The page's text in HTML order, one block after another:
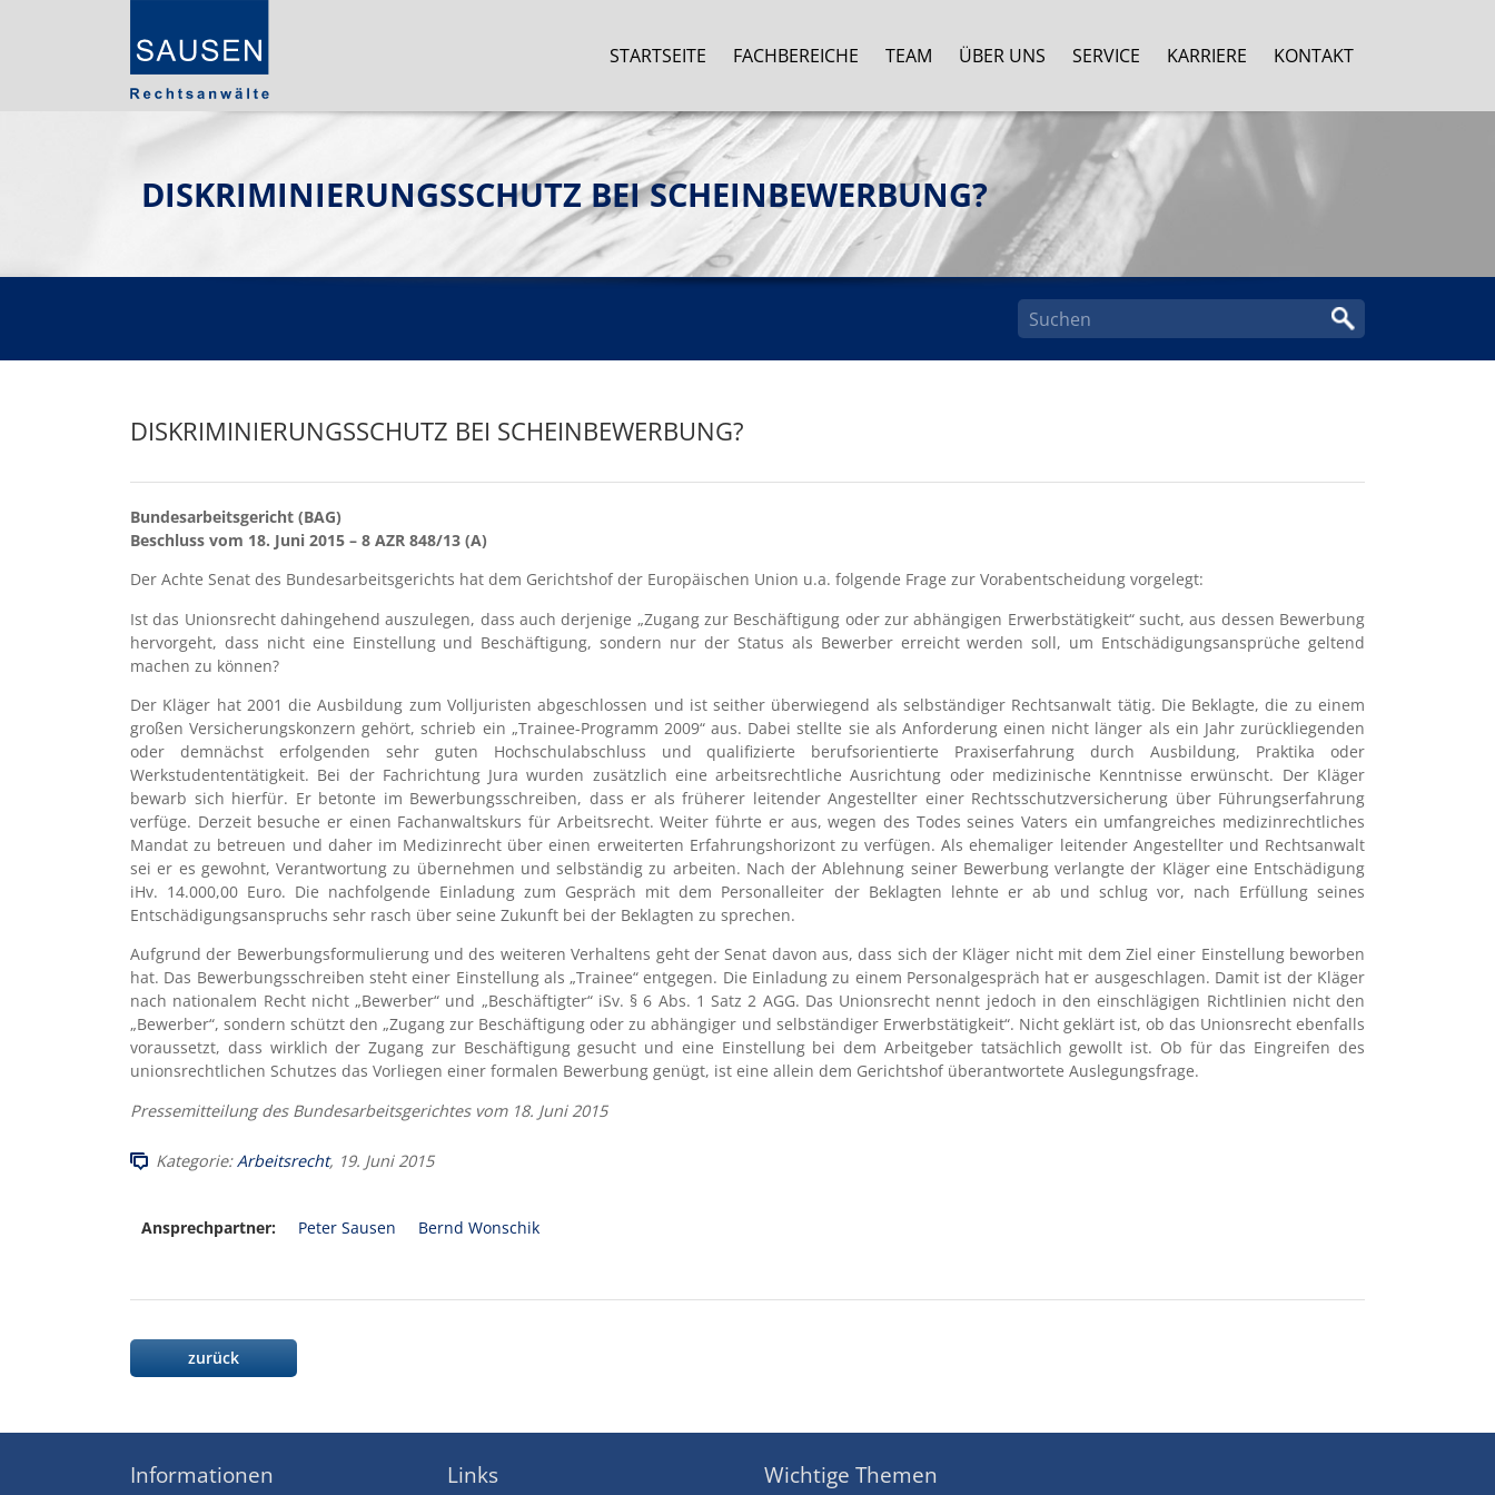
STARTSEITE FACHBEREICHE TEAM ÜBER UNS SERVICE KARRIERE KONTAKT
DISKRIMINIERUNGSSCHUTZ BEI SCHEINBEWERBUNG?
DISKRIMINIERUNGSSCHUTZ BEI SCHEINBEWERBUNG?
Bundesarbeitsgericht (BAG)
Beschluss vom 18. Juni 2015 – 8 AZR 848/13 (A)
Der Achte Senat des Bundesarbeitsgerichts hat dem Gerichtshof der Europäischen Union u.a. folgende Frage zur Vorabentscheidung vorgelegt:
Ist das Unionsrecht dahingehend auszulegen, dass auch derjenige „Zugang zur Beschäftigung oder zur abhängigen Erwerbstätigkeit“ sucht, aus dessen Bewerbung
hervorgeht, dass nicht eine Einstellung und Beschäftigung, sondern nur der Status als Bewerber erreicht werden soll, um Entschädigungsansprüche geltend
machen zu können?
Der Kläger hat 2001 die Ausbildung zum Volljuristen abgeschlossen und ist seither überwiegend als selbständiger Rechtsanwalt tätig. Die Beklagte, die zu einem
großen Versicherungskonzern gehört, schrieb ein „Trainee-Programm 2009“ aus. Dabei stellte sie als Anforderung einen nicht länger als ein Jahr zurückliegenden
oder demnächst erfolgenden sehr guten Hochschulabschluss und qualifizierte berufsorientierte Praxiserfahrung durch Ausbildung, Praktika oder
Werkstudententätigkeit. Bei der Fachrichtung Jura wurden zusätzlich eine arbeitsrechtliche Ausrichtung oder medizinische Kenntnisse erwünscht. Der Kläger
bewarb sich hierfür. Er betonte im Bewerbungsschreiben, dass er als früherer leitender Angestellter einer Rechtsschutzversicherung über Führungserfahrung
verfüge. Derzeit besuche er einen Fachanwaltskurs für Arbeitsrecht. Weiter führte er aus, wegen des Todes seines Vaters ein umfangreiches medizinrechtliches
Mandat zu betreuen und daher im Medizinrecht über einen erweiterten Erfahrungshorizont zu verfügen. Als ehemaliger leitender Angestellter und Rechtsanwalt
sei er es gewohnt, Verantwortung zu übernehmen und selbständig zu arbeiten. Nach der Ablehnung seiner Bewerbung verlangte der Kläger eine Entschädigung
iHv. 14.000,00 Euro. Die nachfolgende Einladung zum Gespräch mit dem Personalleiter der Beklagten lehnte er ab und schlug vor, nach Erfüllung seines
Entschädigungsanspruchs sehr rasch über seine Zukunft bei der Beklagten zu sprechen.
Aufgrund der Bewerbungsformulierung und des weiteren Verhaltens geht der Senat davon aus, dass sich der Kläger nicht mit dem Ziel einer Einstellung beworben
hat. Das Bewerbungsschreiben steht einer Einstellung als „Trainee“ entgegen. Die Einladung zu einem Personalgespräch hat er ausgeschlagen. Damit ist der Kläger
nach nationalem Recht nicht „Bewerber“ und „Beschäftigter“ iSv. § 6 Abs. 1 Satz 2 AGG. Das Unionsrecht nennt jedoch in den einschlägigen Richtlinien nicht den
„Bewerber“, sondern schützt den „Zugang zur Beschäftigung oder zu abhängiger und selbständiger Erwerbstätigkeit“. Nicht geklärt ist, ob das Unionsrecht ebenfalls
voraussetzt, dass wirklich der Zugang zur Beschäftigung gesucht und eine Einstellung bei dem Arbeitgeber tatsächlich gewollt ist. Ob für das Eingreifen des
unionsrechtlichen Schutzes das Vorliegen einer formalen Bewerbung genügt, ist eine allein dem Gerichtshof überantwortete Auslegungsfrage.
Pressemitteilung des Bundesarbeitsgerichtes vom 18. Juni 2015
Kategorie:Arbeitsrecht, 19. Juni 2015
Ansprechpartner: Peter Sausen Bernd Wonschik
zurück
Informationen Links Wichtige Themen